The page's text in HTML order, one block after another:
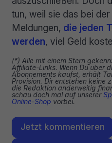
tun, weil sie das bei
Meldungen, die jeden
werden, viel Geld
(*) Alle mit einem Stern
Affiliate-Links. Wenn Du über
Abonnements kaufst, erhält
Provision. Dir entstehen keine
die Redaktion anderweitig
schau doch mal auf unserer
Online-Shop vorbei.
Jetzt kommentieren